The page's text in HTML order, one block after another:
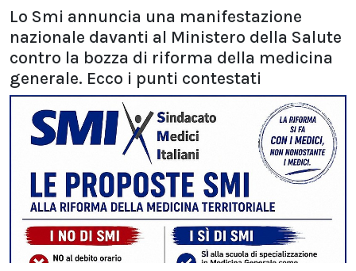
Lo Smi annuncia una manifestazione
nazionale davanti al Ministero della Salute
contro la bozza di riforma della medicina
generale. Ecco i punti contestati